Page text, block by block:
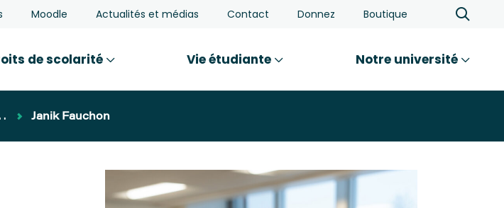
Moodle Actualités et médias Contact Donnez Boutique
de scolarité Vie étudiante Notre université
Janik Fauchon